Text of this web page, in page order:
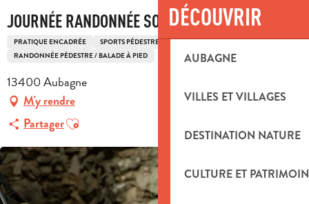
DÉCOUVRIR
AUBAGNE
VILLES ET VILLAGES
DESTINATION NATURE
CULTURE ET
JOURNÉE RANDONNÉE SOUVENIRS DE L'ENFANCE
PRATIQUE ENCADRÉE
SPORTS PÉDESTRES
RANDONNÉE PÉDESTRE / BALADE À PIED
13400 Aubagne
M'y rendre
PartagerAjouter aux favoris